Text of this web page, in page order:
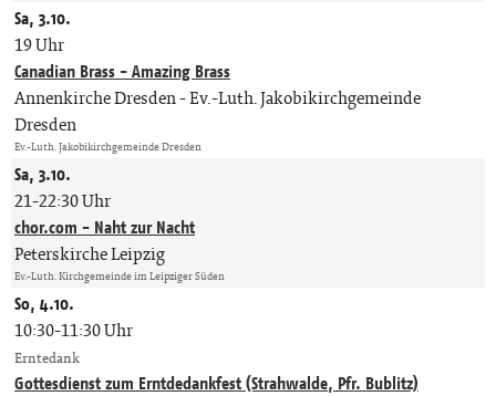
Sa, 3.10.
19 Uhr
Canadian Brass - Amazing Brass
Annenkirche Dresden Ev.-Luth. Jakobikirchgemeinde
Dresden
Ev.-Luth. Jakobikirchgemeinde Dresden
Sa, 3.10.
21-22:30 Uhr
chor.com - Naht zur Nacht
Peterskirche Leipzig
Ev.-Luth. Kirchgemeinde im Leipziger Süden
So, 4.10.
10:30-11:30 Uhr
Erntedank
Gottesdienst zum Erntdedankfest (Strahwalde, Pfr. Bublitz)